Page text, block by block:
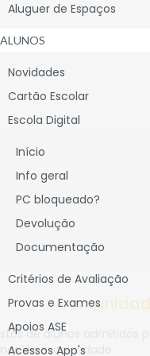
Aluguer de Espaços
ALUNOS
Novidades
Cartão Escolar
Escola Digital
Início
Info geral
PC bloqueado?
Devolução
Documentação
Critérios de Avaliação
Provas e Exames
Apoios ASE
Acessos App's
31
Aviso à
Listas de alunos admitidos
anos de escolaridade